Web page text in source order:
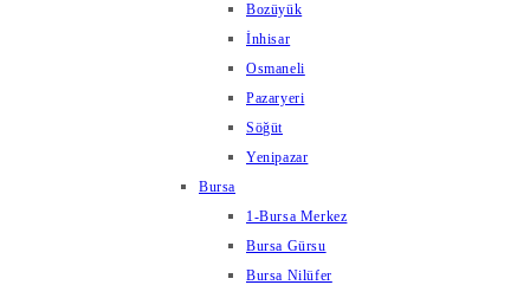
Bozüyük
İnhisar
Osmaneli
Pazaryeri
Söğüt
Yenipazar
Bursa
1-Bursa Merkez
Bursa Gürsu
Bursa Nilüfer